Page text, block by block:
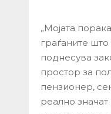
„Мојата
граѓаните
поднесува
простор за
пензионер,
реално значат